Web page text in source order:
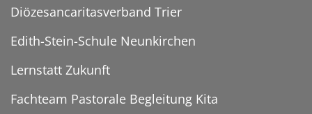
Diözesancaritasverband Trier
Edith-Stein-Schule Neunkirchen
Lernstatt Zukunft
Fachteam Pastorale Begleitung Kita